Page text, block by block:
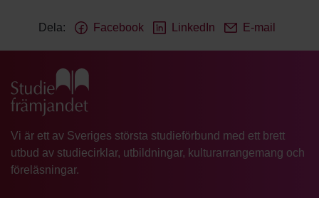
Dela: Facebook LinkedIn E-mail
Gå till studiefrämjandets startsida
Vi är ett av Sveriges största studieförbund med ett brett
utbud av studiecirklar, utbildningar, kulturarrangemang och
föreläsningar.